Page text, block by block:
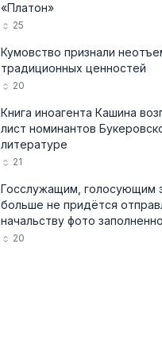
«Платон»
25
Кумовство признали
традиционных ценностей
20
Книга иноагента Кашина
лист номинантов
литературе
21
Госслужащим, голосующим
больше не придётся
начальству фото
20